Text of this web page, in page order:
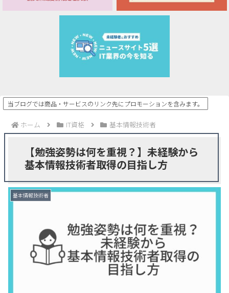
当ブログでは商品・サービスのリンク先にプロモーションを含みます。
ホーム IT資格 基本情報技術者
【勉強姿勢は何を重視？】未経験から
基本情報技術者取得の目指し方
基本情報技術者